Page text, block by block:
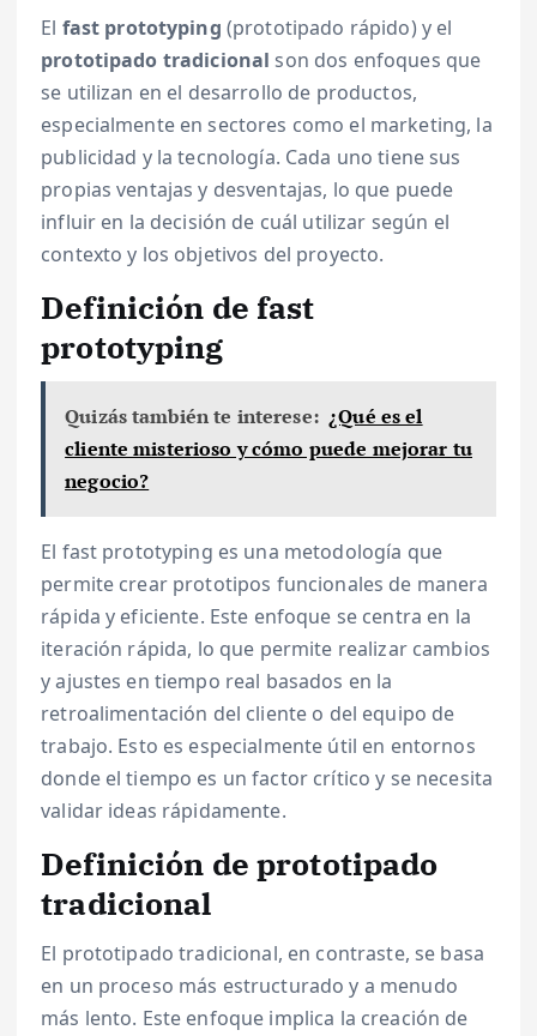
El fast prototyping (prototipado rápido) y el
prototipado tradicional son dos enfoques que
se utilizan en el desarrollo de productos,
especialmente en sectores como el marketing, la
publicidad y la tecnología. Cada uno tiene sus
propias ventajas y desventajas, lo que puede
influir en la decisión de cuál utilizar según el
contexto y los objetivos del proyecto.
Definición de fast
prototyping
Quizás también te interese: ¿Qué es el
cliente misterioso y cómo puede mejorar tu
negocio?
El fast prototyping es una metodología que
permite crear prototipos funcionales de manera
rápida y eficiente. Este enfoque se centra en la
iteración rápida, lo que permite realizar cambios
y ajustes en tiempo real basados en la
retroalimentación del cliente o del equipo de
trabajo. Esto es especialmente útil en entornos
donde el tiempo es un factor crítico y se necesita
validar ideas rápidamente.
Definición de prototipado
tradicional
El prototipado tradicional, en contraste, se basa
en un proceso más estructurado y a menudo
más lento. Este enfoque implica la creación de